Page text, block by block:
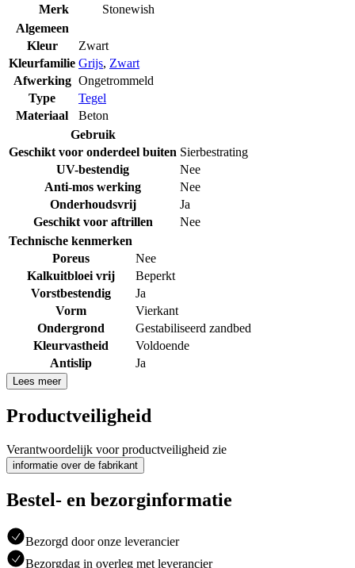
Merk
Stonewish
Algemeen
Kleur
Zwart
Kleurfamilie Grijs, Zwart
Afwerking Ongetrommeld
Type
Tegel
Materiaal
Beton
Gebruik
Geschikt voor onderdeel buiten Sierbestrating
UV-bestendig
Nee
Anti-mos werking
Nee
Onderhoudsvrij
Ja
Geschikt voor aftrillen
Nee
Technische kenmerken
Poreus
Nee
Kalkuitbloei vrij
Beperkt
Vorstbestendig
Ja
Vorm
Vierkant
Ondergrond
Gestabiliseerd zandbed
Kleurvastheid
Voldoende
Antislip
Ja
Lees meer
Productveiligheid
Verantwoordelijk voor productveiligheid zie
informatie over de fabrikant
Bestel- en bezorginformatie
Bezorgd door onze leverancier
Bezorgdag in overleg met leverancier